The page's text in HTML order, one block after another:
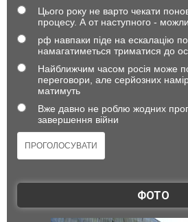
Цього року не варто чекати
процесу. А от наступного -
рф навпаки піде на ескалацію
намагатиметься триматися до
Найближчим часом росія може
переговори, але серйозних
матимуть
Вже давно не роблю жодних
завершення війни
ФОТО